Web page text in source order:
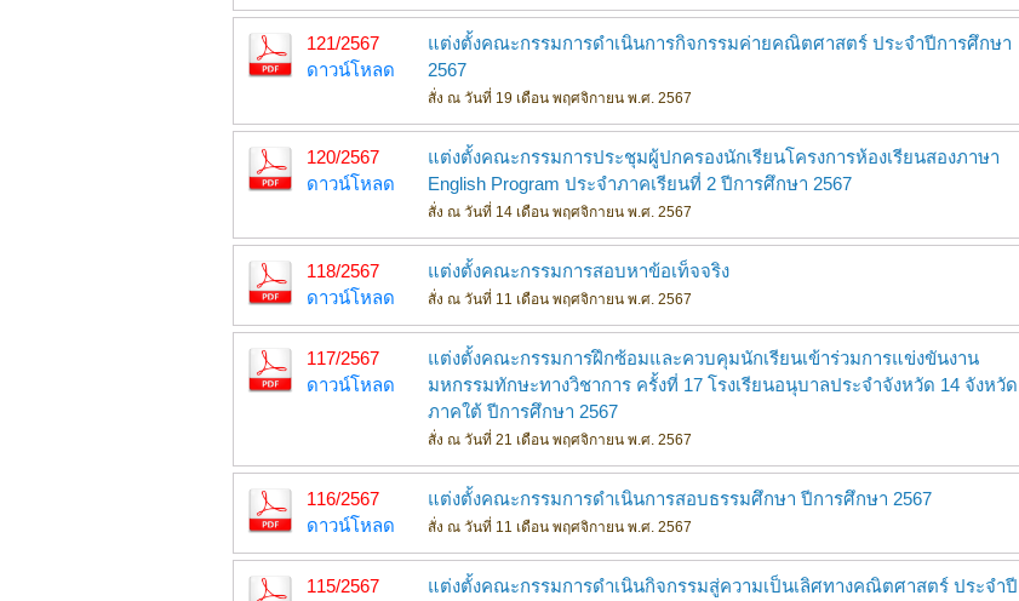
121/2567
ดาวน์โหลด
แต่งตั้งคณะกรรมการดำเนินการกิจกรรมค่ายคณิตศาสตร์ ประจำปีการศึกษา
2567
สั่ง ณ วันที่ 19 เดือน พฤศจิกายน พ.ศ. 2567
120/2567
ดาวน์โหลด
แต่งตั้งคณะกรรมการประชุมผู้ปกครองนักเรียนโครงการห้องเรียนสองภาษา
English Program ประจำภาคเรียนที่ 2 ปีการศึกษา 2567
สั่ง ณ วันที่ 14 เดือน พฤศจิกายน พ.ศ. 2567
118/2567
ดาวน์โหลด
แต่งตั้งคณะกรรมการสอบหาข้อเท็จจริง
สั่ง ณ วันที่ 11 เดือน พฤศจิกายน พ.ศ. 2567
117/2567
ดาวน์โหลด
แต่งตั้งคณะกรรมการฝึกซ้อมและควบคุมนักเรียนเข้าร่วมการแข่งขันงาน
มหกรรมทักษะทางวิชาการ ครั้งที่ 17 โรงเรียนอนุบาลประจำจังหวัด 14 จังหวัด
ภาคใต้ ปีการศึกษา 2567
สั่ง ณ วันที่ 21 เดือน พฤศจิกายน พ.ศ. 2567
116/2567
ดาวน์โหลด
แต่งตั้งคณะกรรมการดำเนินการสอบธรรมศึกษา ปีการศึกษา 2567
สั่ง ณ วันที่ 11 เดือน พฤศจิกายน พ.ศ. 2567
115/2567
แต่งตั้งคณะกรรมการดำเนินกิจกรรมสู่ความเป็นเลิศทางคณิตศาสตร์ ประจำปี